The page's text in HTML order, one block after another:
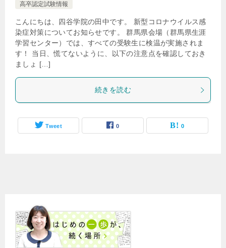
高卒認定試験情報
こんにちは、四谷学院の田中です。 新型コロナウイルス感
染症対策についてお知らせです。 群馬県会場（群馬県生涯
学習センター）では、すべての受験生に検温が実施されま
す！ 当日、慌てないように、以下の注意点を確認しておき
ましょ […]
続きを読む
Tweet 0 0